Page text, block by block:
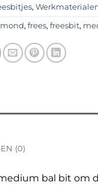
,
, frees, freesbit,
(0)
bal bit om